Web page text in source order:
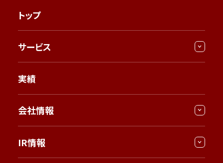
トップ
サービス
実績
会社情報
IR情報